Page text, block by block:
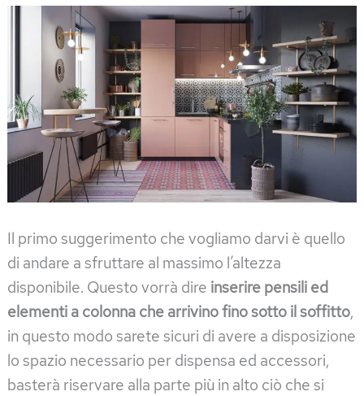
Il primo suggerimento che vogliamo darvi è quello
di andare a sfruttare al massimo l’altezza
disponibile. Questo vorrà dire inserire pensili ed
elementi a colonna che arrivino fino sotto il soffitto,
in questo modo sarete sicuri di avere a disposizione
lo spazio necessario per dispensa ed accessori,
basterà riservare alla parte più in alto ciò che si